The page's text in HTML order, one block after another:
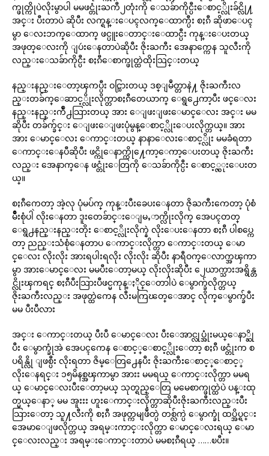
က္ဖုတ္ကိုပဲလိုးမွာပါ မမဖင္တုံးႀကီ၂တုံးကို ေသခ်ာကိုင္ပီးေစာင့္လိုးခ်င္လို႔
အင္း ပီးတာပဲ ဆိုပီး လက္ရန္းေပၚလက္ေထာက္ပီး စႏၵီ ဆိုဖာေပၚ
မွာ ေလးဘက္ေထာက္ ဖင္ပူးေတာင္းေထာင္ပီး ကုန္းေပးတယ္
အဖုတ္ေလးကို ျပဴးေနတာပဲဆိုပီး ဇိုးႀကီး အေနာက္ကေန သူလီးကို
လည္းေသခ်ာကိုင္ပီး စႏၵီေစာက္ဖုတ္ထဲထိုးသြင္းတယ္
နည္းနည္းေတာ့ၾကပ္ပီး ဝင္သြားတယ္ ဒစ္ျမဳတ္တာနဲ႔ ဇိုးႀကီးလ
ည္းတခ်က္ေဆာင့္လိုးလိုက္တာစႏၵီတေယာက္ ေရွ႕ေကာ့ပီး ဖင္ေလး
နည္းနည္းက်ဳံ႕သြားတယ္ အား ေျဖးျဖးေမာင္ေလး အင္း မမ
ဆိုပီး တခ်က္ခ်င္း ေျဖးေျဖးပုံမွန္ေစာင့္လိုးေပးလိုက္တယ္။ အား
အား ေမာင္ေလး ေကာင္းတယ္ နာနာေလးေစာင့္လိုး မမခံရတာ
ေကာင္းေနပီဆိုပီး ဖင္ကိုေနာက္ကို႔ေကာ့ေကာ့ေပးတယ္ ဇိုးႀကီး
လည္း အေနာက္ေန ဖင္တုံးေတြကို ေသခ်ာကိုင္ပီး ေစာင့္လ္ုးေပးတ
ယ္။
စႏၵီကေတာ့ အဲ့လု ပုံမပ်က္ ကုန္းပီးခေပးေနတာ ဇိုႀကီးကေတာ့ ပုံစံ
မ်ိဳးစုံပါဲ လိုးေနတာ ဒူးတေခ်ာင္းေျမႇာက္လိုးလိုက္ အေပၚတတ္
ေရွ႕နည္းနည္းတိုး ေစာင့္လိုးလိုက္နဲ လိုးေပးေနတာ စႏၵီ ပါစပ္ကေ
တာ့ ညည္းသံစုံေနတာပ ေကာင္းလိုက္တာ ေကာင္းတယ္ ေမာ
င္ေလး လိုးလိုး အားရပါးရလိုး လိုးလိုး ဆိုပီး နာရီဝက္ေလာက္အၾကာ
မွာ အားေမာင္ေလး မမပီးေတာ့မယ္ လိုးလိုးဆိုပီး ၂ေယာက္သားအရွိန္တ
င္လိုးၾကရင္ စႏၵီပီးသြားပီဖင္မကုန္ႏိုင္ေတာါပဲ ေမွာက္ခ်လိုက္တယ္
ဇိုးႀကီးလည္း အဖုတ္ထဲကေန လီးမကြၽတ္ေအာင္ လိုက္ေမွာက္ခ်ပီး
မမ ပီးပီလား
အင္း ေကာင္းတယ္ ပီးပီ ေမာင္ေလး ပီးေအာင္လုပ္အုံးမယ္ေနာ္ဆို
ပီး ေမွာက္ခုံအဲ အေပၚကေန ေစာင့္ေစာင့္လိုးေတာ့ စႏၵီ ဖင္တုံးက စ
ပရိန္လို ျဖစ္ပီး လိုးရတာ ဇိမ္ေတြ႕ေနပီး ဇိုးႀကီးေစာင့္ေစာင့္
လိုးေနရင္း ၁၅မိနစ္အၾကာမွာ အားး မမရယ္ ေကာင္းလိုက္တာ မမရ
ယ္ ေမာင္ေလးပီးေတာ့မယ္ သုတ္ရည္ေတြ မမေစာက္ဖုတ္ထဲပဲ ပန္းထု
တ္မယ္ေနာ္ မမ အူးးး ဟူးေကာင္းလိုက္တာဆိုပီးဇိုးႀကီးလည္းပီး
သြားေတာ့ သူ႔လီးကို စႏၵီ အဖုတ္ကမျဖဳတ္ပဲ တစ္လ်က္ပဲ ေမွာက္ခုံ ထပ္အိပ္ရင္း
အေမာေျဖလိုက္တယ္ အရမ္းကာင္းလိုက္တာ ေမာင္ေလးရယ္ ေမာ
င္ေလးလည္း အရမ္းေကာင္းတာပဲ မမစႏၵီရယ္ ……ၿပီး။